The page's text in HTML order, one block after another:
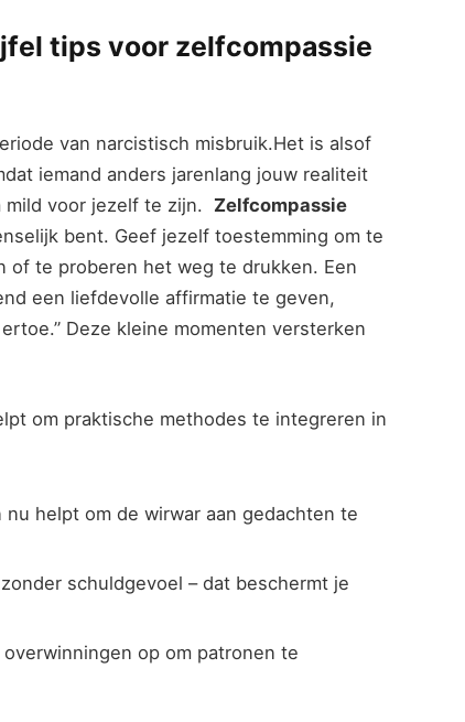
tips voor zelfcompassie⁢
van‌ narcistisch misbruik.Het is ⁢alsof
iemand anders ⁣jarenlang jouw ⁤realiteit
voor jezelf te zijn.
Zelfcompassie
bent.⁢ Geef ‌jezelf toestemming om te
te proberen het weg te drukken. Een
een liefdevolle ⁢affirmatie te⁢ geven,
Deze⁣ kleine momenten versterken
⁤om praktische methodes te integreren in
helpt⁢ om ‌de‌ wirwar aan‍ gedachten te
schuldgevoel – dat‌ beschermt ⁢je
op om ⁣patronen te